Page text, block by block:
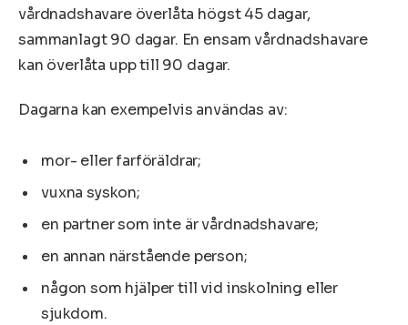
vårdnadshavare överlåta högst 45 dagar,
sammanlagt 90 dagar. En ensam vårdnadshavare
kan överlåta upp till 90 dagar.
Dagarna kan exempelvis användas av:
mor- eller farföräldrar;
vuxna syskon;
en partner som inte är vårdnadshavare;
en annan närstående person;
någon som hjälper till vid inskolning eller
sjukdom.